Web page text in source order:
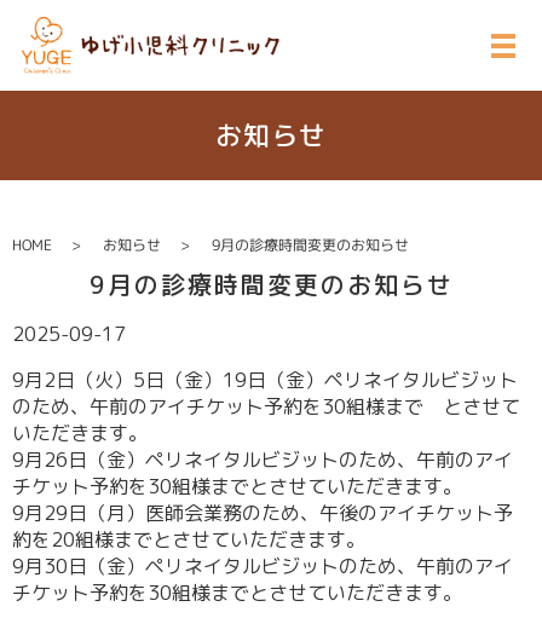
お知らせ
HOME お知らせ 9月の診療時間変更のお知らせ
9月の診療時間変更のお知らせ
2025-09-17
9月2日（火）5日（金）19日（金）ペリネイタルビジット
のため、午前のアイチケット予約を30組様まで とさせて
いただきます。
9月26日（金）ペリネイタルビジットのため、午前のアイ
チケット予約を30組様までとさせていただきます。
9月29日（月）医師会業務のため、午後のアイチケット予
約を20組様までとさせていただきます。
9月30日（金）ペリネイタルビジットのため、午前のアイ
チケット予約を30組様までとさせていただきます。